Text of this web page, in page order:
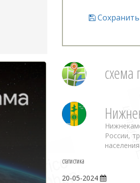
схема
России,
статистика
20-05-2024